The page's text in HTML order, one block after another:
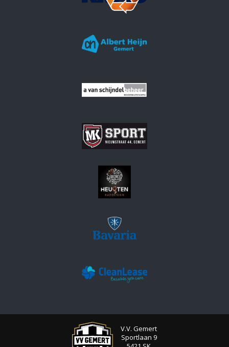
V.V. Gemert
Sportlaan 9